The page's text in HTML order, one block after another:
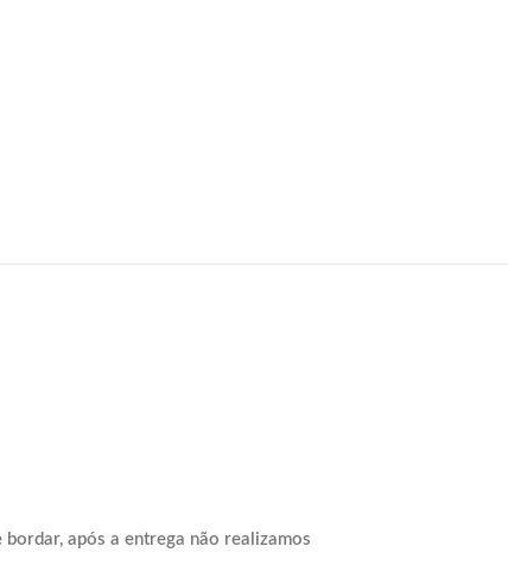
após a entrega não realizamos